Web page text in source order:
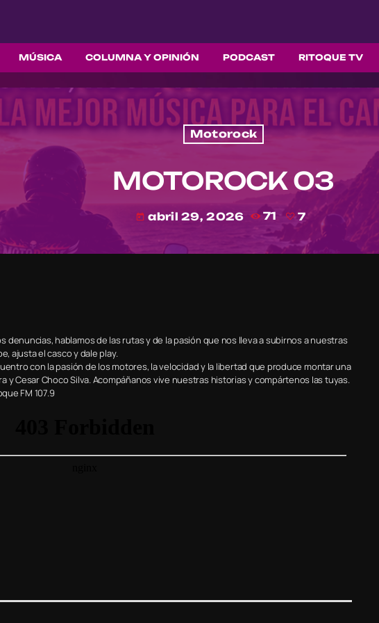
MÚSICA COLUMNA Y OPINIÓN PODCAST RITOQUE TV
Motorock
MOTOROCK 03
today abril 29, 2026 71 7
denuncias, hablamos de las rutas y de la pasión que nos lleva a subirnos a nuestras
ajusta el casco y dale play.
con la pasión de los motores, la velocidad y la libertad que produce montar una
y Cesar Choco Silva. Acompáñanos vive nuestras historias y compártenos las tuyas.
FM 107.9